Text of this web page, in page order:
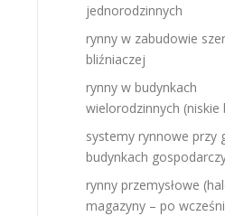
jednorodzinnych
rynny w zabudowie
bliźniaczej
rynny w budynkach
wielorodzinnych (niskie
systemy rynnowe przy
budynkach
rynny przemysłowe
magazyny – po